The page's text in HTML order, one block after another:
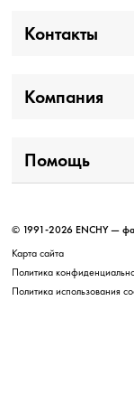
Контакты
Компания
Помощь
© 1991-2026 ENCHY —
Карта сайта
Политика
Политика использования